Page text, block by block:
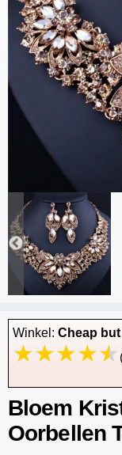
Winkel: Cheap
Bloem
Oorbellen